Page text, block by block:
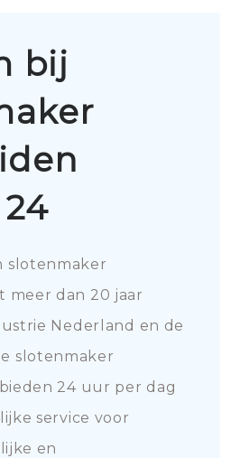
bij
slotenmaker
meer dan 20 jaar
Nederland en de
slotenmaker
24 uur per dag
service voor
en